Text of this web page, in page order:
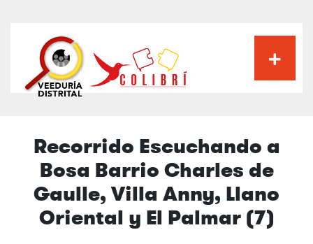
principal
Recorrido Escuchando a
Bosa Barrio Charles de
Gaulle, Villa Anny, Llano
Oriental y El Palmar (7)